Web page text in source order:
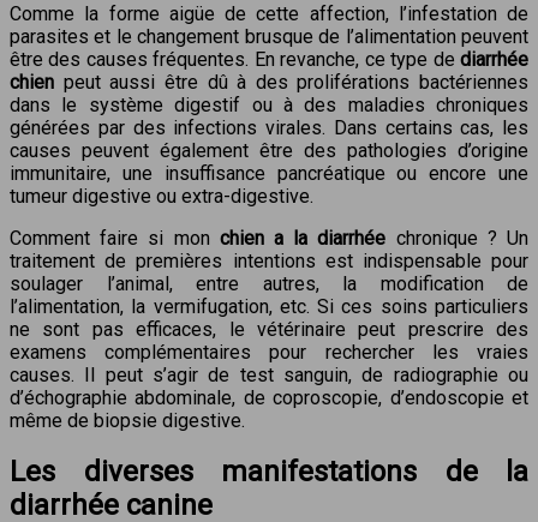
Comme la forme aigüe de cette affection, l’infestation de
parasites et le changement brusque de l’alimentation peuvent
être des causes fréquentes. En revanche, ce type de diarrhée
chien peut aussi être dû à des proliférations bactériennes
dans le système digestif ou à des maladies chroniques
générées par des infections virales. Dans certains cas, les
causes peuvent également être des pathologies d’origine
immunitaire, une insuffisance pancréatique ou encore une
tumeur digestive ou extra-digestive.
Comment faire si mon chien a la diarrhée chronique ? Un
traitement de premières intentions est indispensable pour
soulager l’animal, entre autres, la modification de
l’alimentation, la vermifugation, etc. Si ces soins particuliers
ne sont pas efficaces, le vétérinaire peut prescrire des
examens complémentaires pour rechercher les vraies
causes. Il peut s’agir de test sanguin, de radiographie ou
d’échographie abdominale, de coproscopie, d’endoscopie et
même de biopsie digestive.
Les diverses manifestations de la
diarrhée canine